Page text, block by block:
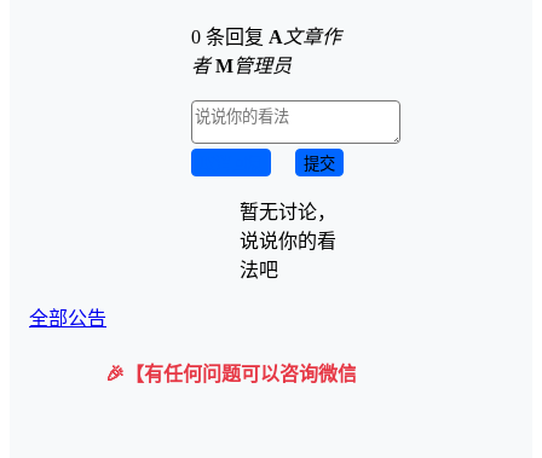
0 条回复 A 文章作
者 M管理员
提交
暂无讨论，
说说你的看
法吧
全部公告
🎉【有任何问题可以咨询微信客服】 购买后在下载界面会有